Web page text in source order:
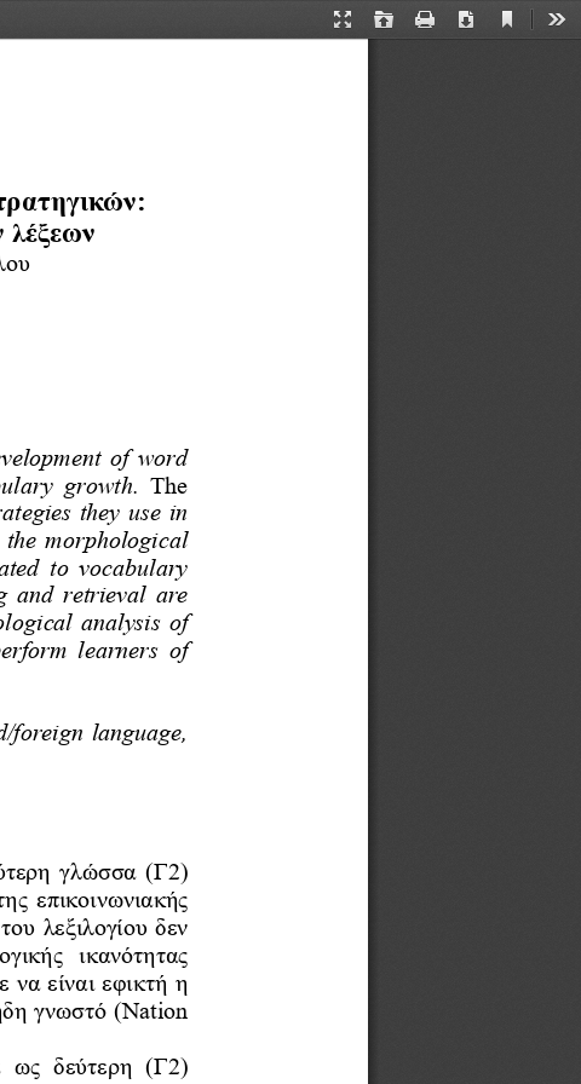
Presentation
Open Print Download
Current
development  of  word
growth. The
they use in
the  morphological
to vocabulary
and retrieval are
analysis of
learners of
foreign language,
στη δεύ
τερη γλώσσα (Γ2)
επικοινωνιακής
λεξιλογίου δεν
της  λεξιλογικής  ικανότητας
να είναι εφικτή η
ήδη γνω
στό (Nation
μια
ως  δεύτερη
(Γ2)